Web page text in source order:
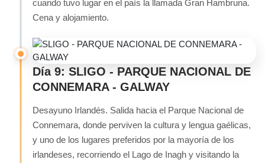
cuando tuvo lugar en el país la llamada Gran Hambruna.
Cena y alojamiento.
Día 9: SLIGO - PARQUE NACIONAL DE
CONNEMARA - GALWAY
Desayuno Irlandés. Salida hacia el Parque Nacional de
Connemara, donde perviven la cultura y lengua gaélicas,
y uno de los lugares preferidos por la mayoría de los
irlandeses, recorriendo el Lago de Inagh y visitando la